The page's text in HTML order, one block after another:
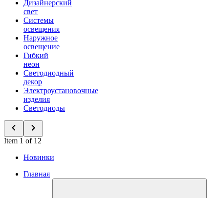
Дизайнерский
свет
Системы
освещения
Наружное
освещение
Гибкий
неон
Светодиодный
декор
Электроустановочные
изделия
Светодиоды
Item 1 of 12
Новинки
Главная